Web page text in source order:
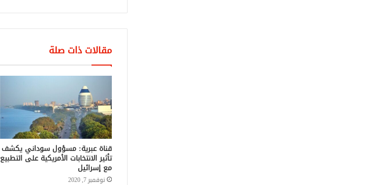
مقالات ذات صلة
قناة عبرية: مسؤول سوداني يكشف
تأثير الانتخابات الأمريكية على التطبيع
مع إسرائيل
نوفمبر 7, 2020